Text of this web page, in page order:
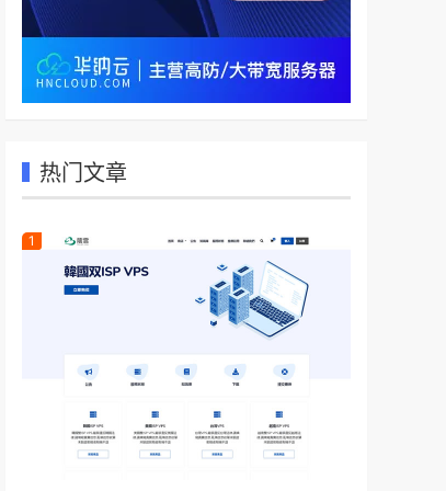
热门文章